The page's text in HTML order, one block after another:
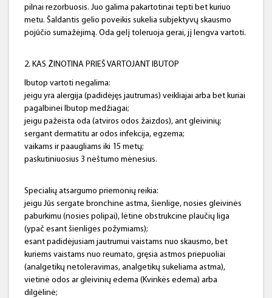
pilnai rezorbuosis. Juo galima pakartotinai tepti bet kuriuo
metu. Šaldantis gelio poveikis sukelia subjektyvų skausmo
pojūčio sumažėjimą. Oda gelį toleruoja gerai, jį lengva vartoti.
2. KAS ŽINOTINA PRIEŠ VARTOJANT IBUTOP
Ibutop vartoti negalima:
jeigu yra alergija (padidėjęs jautrumas) veikliajai arba bet kuriai
pagalbinei Ibutop medžiagai;
jeigu pažeista oda (atviros odos žaizdos), ant gleivinių;
sergant dermatitu ar odos infekcija, egzema;
vaikams ir paaugliams iki 15 metų;
paskutiniuosius 3 nėštumo mėnesius.
Specialių atsargumo priemonių reikia:
jeigu Jūs sergate bronchine astma, šienlige, nosies gleivinės
paburkimu (nosies polipai), lėtine obstrukcine plaučių liga
(ypač esant šienligės požymiams);
esant padidėjusiam jautrumui vaistams nuo skausmo, bet
kuriems vaistams nuo reumato, gręsia astmos priepuoliai
(analgetikų netoleravimas, analgetikų sukeliama astma),
vietinė odos ar gleivinių edema (Kvinkės edema) arba
dilgėlinė;